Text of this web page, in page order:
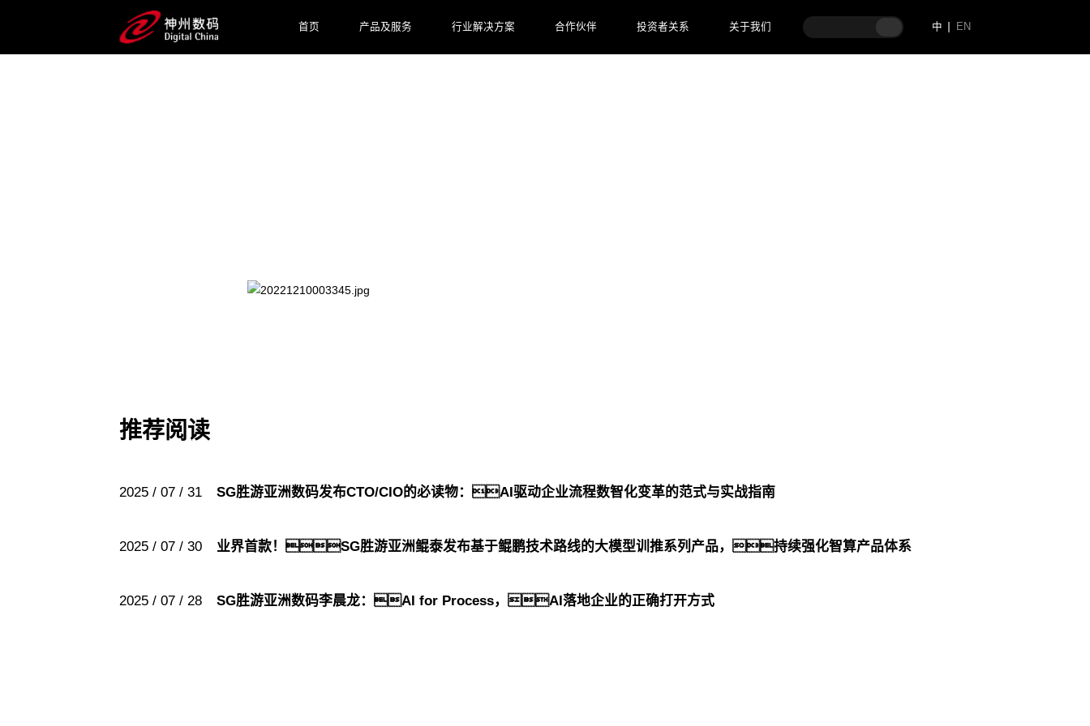
首页 产品及服务 行业解决方案 合作伙伴 投资者关系 关于我们 中 EN
推荐阅读
2025 / 07 / 31 SG胜游亚洲数码发布CTO/CIO的必读物：AI驱动企业流程数智化变革的范式与实战指南
2025 / 07 / 30 业界首款！SG胜游亚洲鲲泰发布基于鲲鹏技术路线的大模型训推系列产品，持续强化智算产品体系
2025 / 07 / 28 SG胜游亚洲数码李晨龙：AI for Process，AI落地企业的正确打开方式